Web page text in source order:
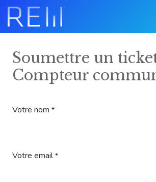
Soumettre un
Compteur
Votre nom *
Votre email *